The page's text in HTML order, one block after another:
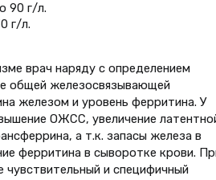
90 г/л.
г/л.
врач наряду с определением
общей железосвязывающей
железом и уровень ферритина. У
ОЖСС, увеличение
а т.к. запасы железа в
ферритина в сыворотке крови.
и специфичный